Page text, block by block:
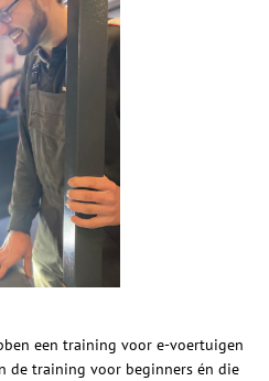
een training voor e-voertuigen
de training voor beginners én die